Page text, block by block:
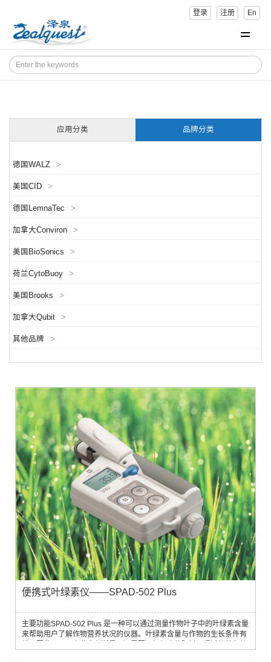
登录 注册 En
应用分类 品牌分类
德国WALZ >
美国CID >
德国LemnaTec >
加拿大Conviron >
美国BioSonics >
荷兰CytoBuoy >
美国Brooks >
加拿大Qubit >
其他品牌 >
便携式叶绿素仪——SPAD-502 Plus
主要功能SPAD-502 Plus 是一种可以通过测量作物叶子中的叶绿素含量
来帮助用户了解作物营养状况的仪器。叶绿素含量与作物的生长条件有